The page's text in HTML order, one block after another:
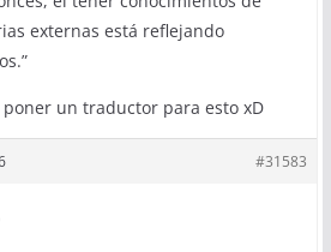
externas está reflejando
un traductor para esto xD
#31583